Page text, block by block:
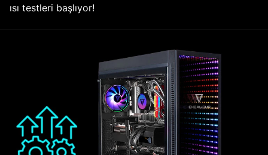
ısı testleri başlıyor!